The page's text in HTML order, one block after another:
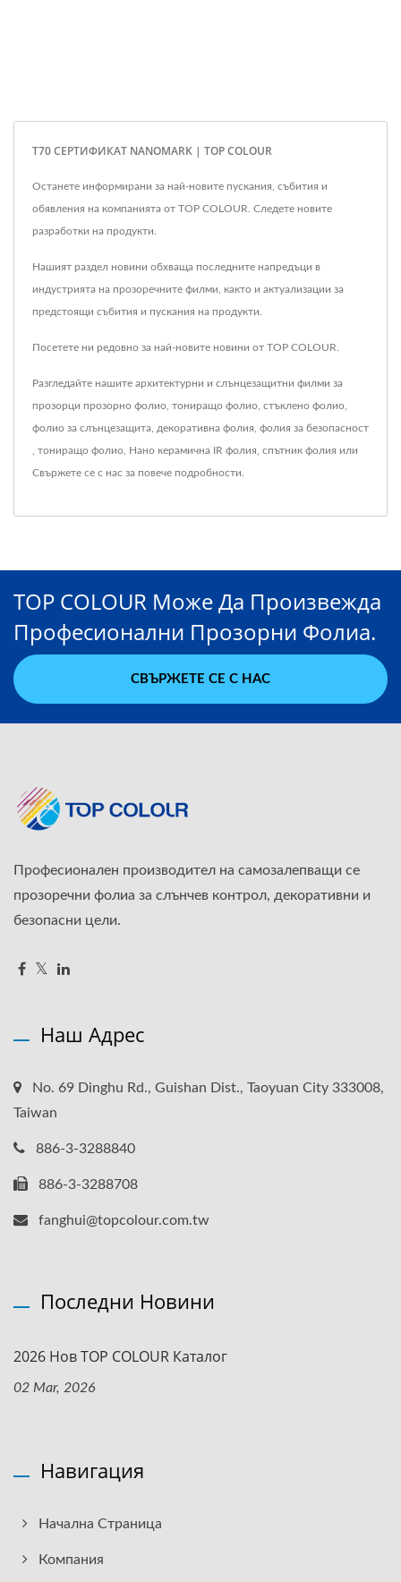
T70 СЕРТИФИКАТ NANOMARK | TOP COLOUR
Останете информирани за най-новите пускания, събития и
обявления на компанията от TOP COLOUR. Следете новите
разработки на продукти.
Нашият раздел новини обхваща последните напредъци в
индустрията на прозоречните филми, както и актуализации за
предстоящи събития и пускания на продукти.
Посетете ни редовно за най-новите новини от TOP COLOUR.
Разгледайте нашите архитектурни и слънцезащитни филми за
прозорци прозорно фолио тониращо фолио стъклено фолио
фолио за слънцезащита декоративна фолия фолия за безопасност
тониращо фолио Нано керамична IR фолия спътник фолия или
Свържете се с нас за повече подробности.
TOP COLOUR Може Да Произвежда
Професионални Прозорни Фолиа.
СВЪРЖЕТЕ СЕ С НАС
Професионален производител на самозалепващи се
прозоречни фолиа за слънчев контрол, декоративни и
безопасни цели.
Наш Адрес
No. 69 Dinghu Rd., Guishan Dist., Taoyuan City 333008,
Taiwan
886-3-3288840
886-3-3288708
fanghui@topcolour.com.tw
Последни Новини
2026 Нов TOP COLOUR Каталог
02 Mar, 2026
Навигация
Начална Страница
Компания